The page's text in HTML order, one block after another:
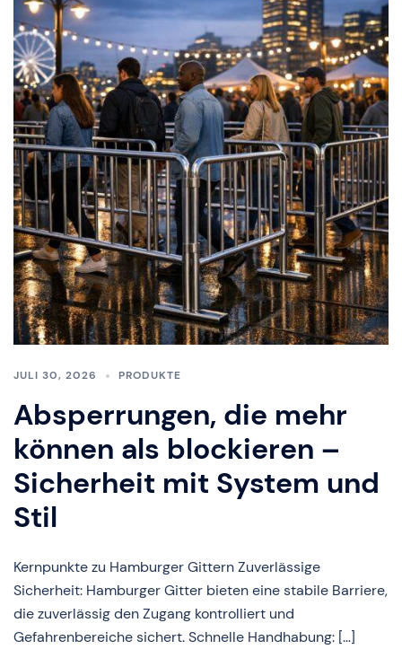
JULI 30, 2026 PRODUKTE
Absperrungen, die mehr
können als blockieren –
Sicherheit mit System und
Stil
Kernpunkte zu Hamburger Gittern Zuverlässige
Sicherheit: Hamburger Gitter bieten eine stabile Barriere,
die zuverlässig den Zugang kontrolliert und
Gefahrenbereiche sichert. Schnelle Handhabung: […]